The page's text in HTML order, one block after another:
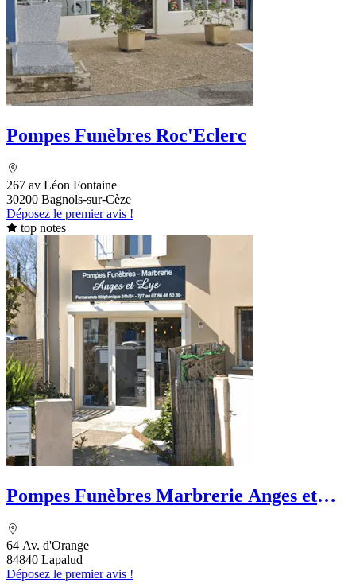
Pompes Funèbres Roc'Eclerc
267 av Léon Fontaine
30200 Bagnols-sur-Cèze
Déposez le premier avis !
top notes
Pompes Funèbres Marbrerie Anges et
64 Av. d'Orange
84840 Lapalud
Déposez le premier avis !